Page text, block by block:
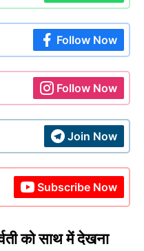
Follow Now
Follow Now
Join Now
Subscribe Now
को साथ में देखना